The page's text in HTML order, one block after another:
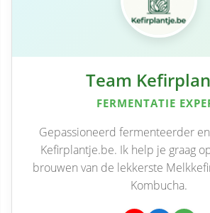
Team
FERMENTATIE
Gepassioneerd fermenteerder
Kefirplantje.be. Ik help je graag
brouwen van de lekkerste
Kombucha.